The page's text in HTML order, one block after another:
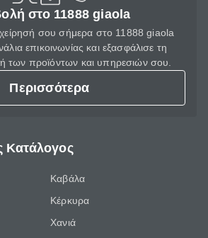
στο 11888 giaola
σου σήμερα στο 11888 giaola
επικοινωνίας και εξασφάλισε τη
των προϊόντων και υπηρεσιών σου.
Περισσότερα
Κατάλογος
Καβάλα
Κέρκυρα
Χανιά